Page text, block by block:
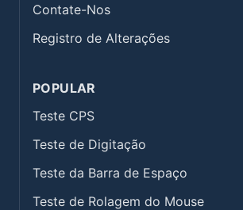
Contate-Nos
Registro de Alterações
POPULAR
Teste CPS
Teste de Digitação
Teste da Barra de Espaço
Teste de Rolagem do Mouse